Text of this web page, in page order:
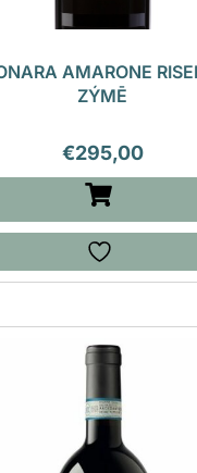
AMARONE
ZÝMĒ
€295,00